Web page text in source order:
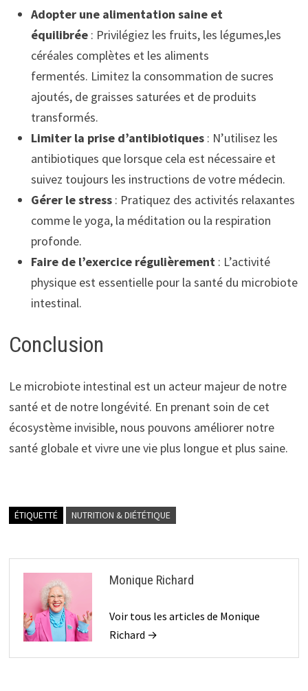
Adopter une alimentation saine et
équilibrée : Privilégiez les fruits, les légumes,les
céréales complètes et les aliments
fermentés. Limitez la consommation de sucres
ajoutés, de graisses saturées et de produits
transformés.
Limiter la prise d’antibiotiques : N’utilisez les
antibiotiques que lorsque cela est nécessaire et
suivez toujours les instructions de votre médecin.
Gérer le stress : Pratiquez des activités relaxantes
comme le yoga, la méditation ou la respiration
profonde.
Faire de l’exercice régulièrement : L’activité
physique est essentielle pour la santé du microbiote
intestinal.
Conclusion
Le microbiote intestinal est un acteur majeur de notre
santé et de notre longévité. En prenant soin de cet
écosystème invisible, nous pouvons améliorer notre
santé globale et vivre une vie plus longue et plus saine.
ÉTIQUETTÉ NUTRITION & DIÉTÉTIQUE
Monique Richard
Voir tous les articles de Monique
Richard →